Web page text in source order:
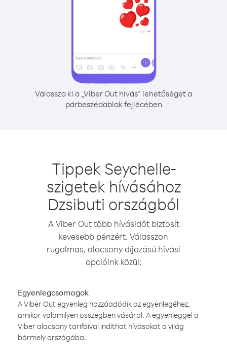
Válassza ki a „Viber Out hívás” lehetőséget a
párbeszédablak fejlécében
Tippek Seychelle-
szigetek hívásához
Dzsibuti országból
A Viber Out több hívásidőt biztosít
kevesebb pénzért. Válasszon
rugalmas, alacsony díjazású hívási
opcióink közül:
Egyenlegcsomagok
A Viber Out egyenleg hozzáadódik az egyenlegéhez,
amikor valamilyen összegben vásárol. A egyenleggel a
Viber alacsony tarifáival indíthat hívásokat a világ
bármely országába.